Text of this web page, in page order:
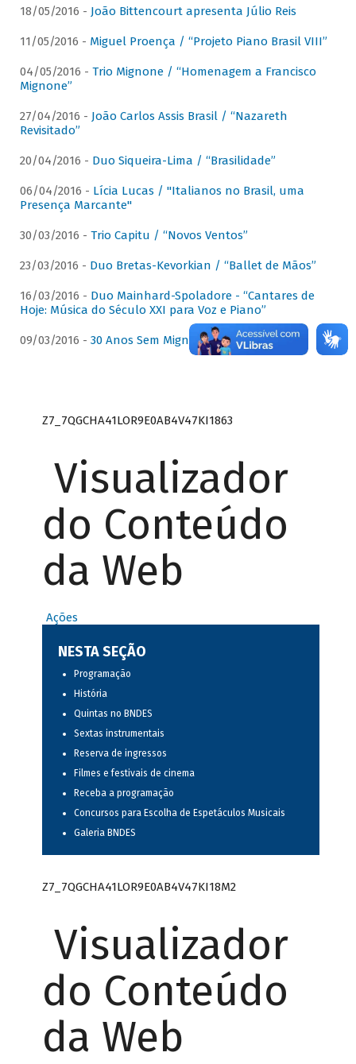
18/05/2016 - João Bittencourt apresenta Júlio Reis
11/05/2016 - Miguel Proença / “Projeto Piano Brasil VIII”
04/05/2016 - Trio Mignone / “Homenagem a Francisco
Mignone”
27/04/2016 - João Carlos Assis Brasil / “Nazareth
Revisitado”
20/04/2016 - Duo Siqueira-Lima / “Brasilidade”
06/04/2016 - Lícia Lucas / "Italianos no Brasil, uma
Presença Marcante"
30/03/2016 - Trio Capitu / “Novos Ventos”
23/03/2016 - Duo Bretas-Kevorkian / “Ballet de Mãos”
16/03/2016 - Duo Mainhard-Spoladore - “Cantares de
Hoje: Música do Século XXI para Voz e Piano”
09/03/2016 - 30 Anos Sem Mignone
Z7_7QGCHA41LOR9E0AB4V47KI1863
Visualizador
do Conteúdo
da Web
Ações
NESTA SEÇÃO
Programação
História
Quintas no BNDES
Sextas instrumentais
Reserva de ingressos
Filmes e festivais de cinema
Receba a programação
Concursos para Escolha de Espetáculos Musicais
Galeria BNDES
Z7_7QGCHA41LOR9E0AB4V47KI18M2
Visualizador
do Conteúdo
da Web